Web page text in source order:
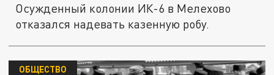
Осужденный колонии ИК-6 в Мелехово
отказался надевать казенную робу.
ОБЩЕСТВО